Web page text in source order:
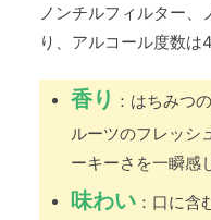
ノンチルフィルター
り、アルコール度数は
香り ：はちみつ
ルーツのフレッシ
ーキーさを一瞬感
味わい ：口に含